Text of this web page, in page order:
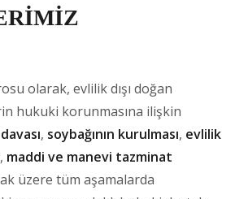
olarak, evlilik dışı doğan
hukuki korunmasına ilişkin
, soybağının kurulması, evlilik
, maddi ve manevi tazminat
üzere tüm aşamalarda